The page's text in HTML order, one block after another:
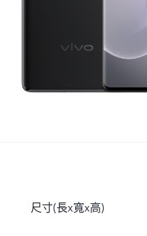
尺寸(長x寬x高)